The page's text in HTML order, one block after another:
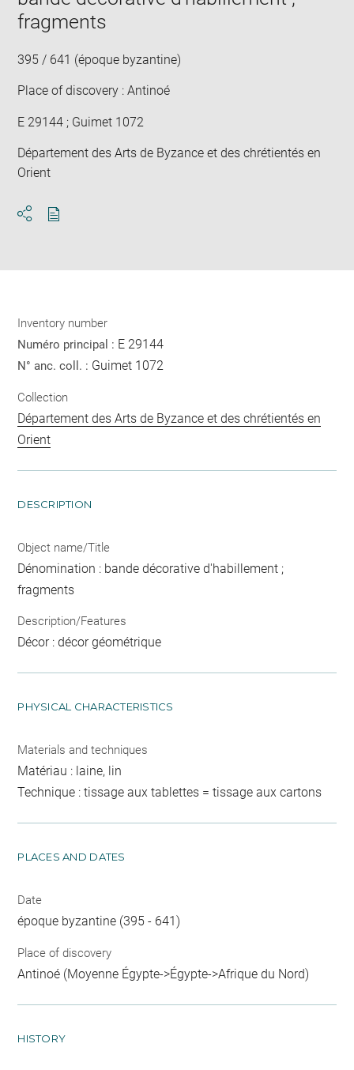
fragments
395 / 641 (époque byzantine)
Place of discovery : Antinoé
E 29144 ; Guimet 1072
Département des Arts de Byzance et des chrétientés en
Orient
Inventory number
Numéro principal : E 29144
N° anc. coll. : Guimet 1072
Collection
Département des Arts de Byzance et des chrétientés en
Orient
DESCRIPTION
Object name/Title
Dénomination : bande décorative d'habillement ;
fragments
Description/Features
Décor : décor géométrique
PHYSICAL CHARACTERISTICS
Materials and techniques
Matériau : laine, lin
Technique : tissage aux tablettes = tissage aux cartons
PLACES AND DATES
Date
époque byzantine (395 - 641)
Place of discovery
Antinoé (Moyenne Égypte->Égypte->Afrique du Nord)
HISTORY